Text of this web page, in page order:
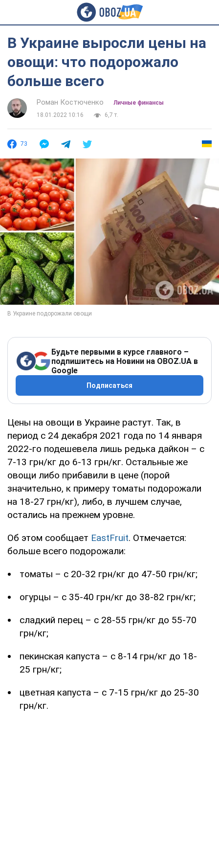
В Украине выросли цены на
овощи: что подорожало
больше всего
Роман Костюченко
Личные финансы
18.01.2022 10:16
6,7 т.
73
Будьте первыми в курсе главного –
подпишитесь на Новини на OBOZ.UA в
Google
Подписаться
Цены на овощи в Украине растут. Так, в
период с 24 декабря 2021 года по 14 января
2022-го подешевела лишь редька дайкон – с
7-13 грн/кг до 6-13 грн/кг. Остальные же
овощи либо прибавили в цене (порой
значительно, к примеру томаты подорожали
на 18-27 грн/кг), либо, в лучшем случае,
остались на прежнем уровне.
Об этом сообщает EastFruit. Отмечается:
больше всего подорожали:
томаты – с 20-32 грн/кг до 47-50 грн/кг;
огурцы – с 35-40 грн/кг до 38-82 грн/кг;
сладкий перец – с 28-55 грн/кг до 55-70
грн/кг;
пекинская капуста – с 8-14 грн/кг до 18-
25 грн/кг;
цветная капуста – с 7-15 грн/кг до 25-30
грн/кг.